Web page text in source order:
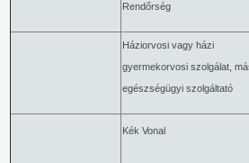
Rendőrség
Háziorvosi vagy házi
gyermekorvosi szolgálat,
egészségügyi szolgáltató
Kék Vonal